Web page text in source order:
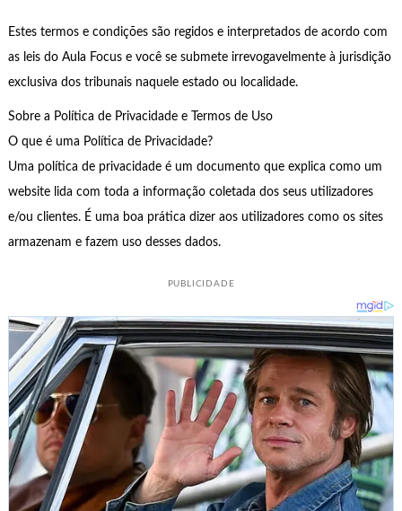
Estes termos e condições são regidos e interpretados de acordo com
as leis do Aula Focus e você se submete irrevogavelmente à jurisdição
exclusiva dos tribunais naquele estado ou localidade.
Sobre a Política de Privacidade e Termos de Uso
O que é uma Política de Privacidade?
Uma política de privacidade é um documento que explica como um
website lida com toda a informação coletada dos seus utilizadores
e/ou clientes. É uma boa prática dizer aos utilizadores como os sites
armazenam e fazem uso desses dados.
PUBLICIDADE